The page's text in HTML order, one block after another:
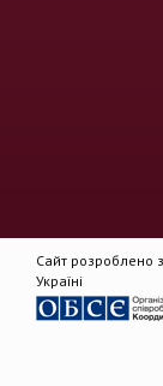
Сайт розроблено
Україні